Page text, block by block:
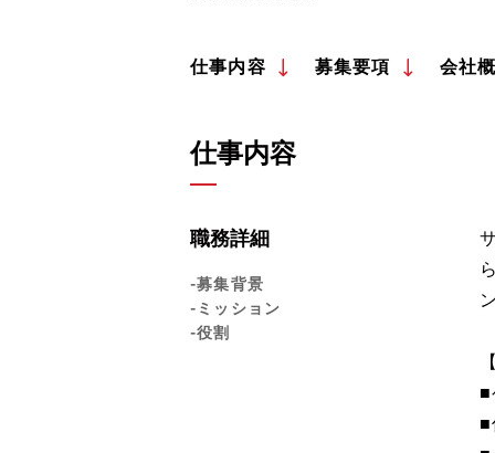
仕事内容 募集要項 会社
仕事内容
職務詳細
-募集背景
-ミッション
-役割
■
■